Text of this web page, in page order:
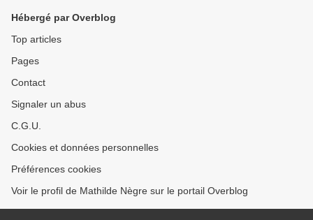
Hébergé par Overblog
Top articles
Pages
Contact
Signaler un abus
C.G.U.
Cookies et données personnelles
Préférences cookies
Voir le profil de Mathilde Nègre sur le portail Overblog